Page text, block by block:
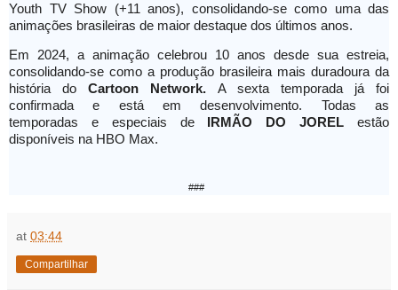
Youth TV Show (+11 anos), consolidando-se como uma das
animações brasileiras de maior destaque dos últimos anos.
Em 2024, a animação celebrou 10 anos desde sua estreia,
consolidando-se como a produção brasileira mais duradoura da
história do Cartoon Network. A sexta temporada já foi
confirmada e está em desenvolvimento. Todas as
temporadas e especiais de
IRMÃO DO JORELestão
disponíveis na HBO Max.
###
at 03:44
Compartilhar